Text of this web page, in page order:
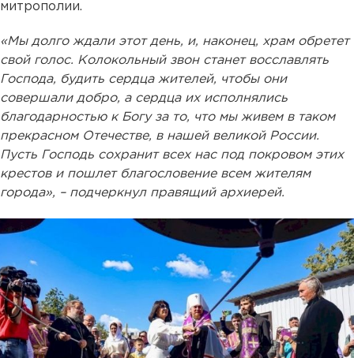
митрополии.
«Мы долго ждали этот день, и, наконец, храм обретет
свой голос. Колокольный звон станет восславлять
Господа, будить сердца жителей, чтобы они
совершали добро, а сердца их исполнялись
благодарностью к Богу за то, что мы живем в таком
прекрасном Отечестве, в нашей великой России.
Пусть Господь сохранит всех нас под покровом этих
крестов и пошлет благословение всем жителям
города», – подчеркнул правящий архиерей.